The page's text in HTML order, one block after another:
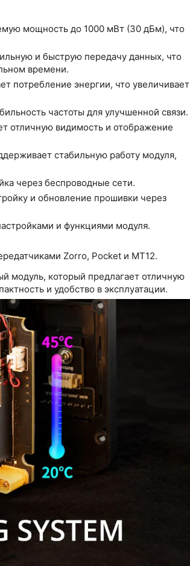
мощность до 1000 мВт (30 дБм), что
и быструю передачу данных, что
времени.
потребление энергии, что увеличивает
частоты для улучшенной связи.
отличную видимость и отображение
стабильную работу модуля,
через беспроводные сети.
и обновление прошивки через
и функциями модуля.
Zorro, Pocket и MT12.
модуль, который предлагает отличную
и удобство в эксплуатации.